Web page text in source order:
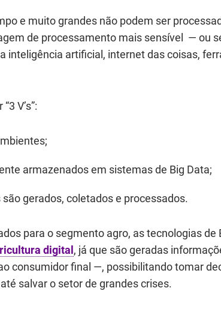
e muito grandes não podem ser
de processamento mais sensível ― ou
inteligência artificial, internet das coisas,
V’s”:
armazenados em sistemas de Big Data;
gerados, coletados e processados.
para o segmento agro, as tecnologias de
digital , já que são geradas
consumidor final ―, possibilitando tomar
salvar o setor de grandes crises.